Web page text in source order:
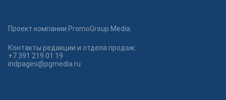
Проект компании PromoGroup Media.
Контакты редакции и отдела продаж:
+7 391 219 01 19
indpages@pgmedia.ru